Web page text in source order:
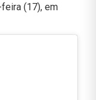
(17), em